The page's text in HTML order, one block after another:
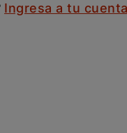
Ingresa a tu cuenta